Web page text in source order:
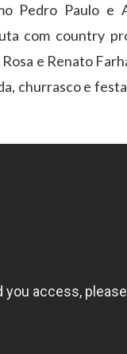
Pedro Paulo
com country
e Renato
churrasco e